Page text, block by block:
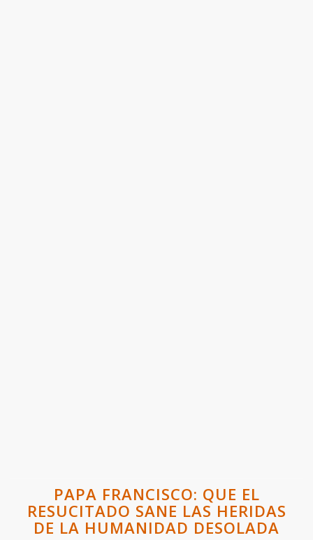
PAPA FRANCISCO: QUE EL
RESUCITADO SANE LAS HERIDAS
DE LA HUMANIDAD DESOLADA